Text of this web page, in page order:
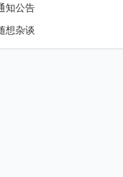
知公告
想杂谈